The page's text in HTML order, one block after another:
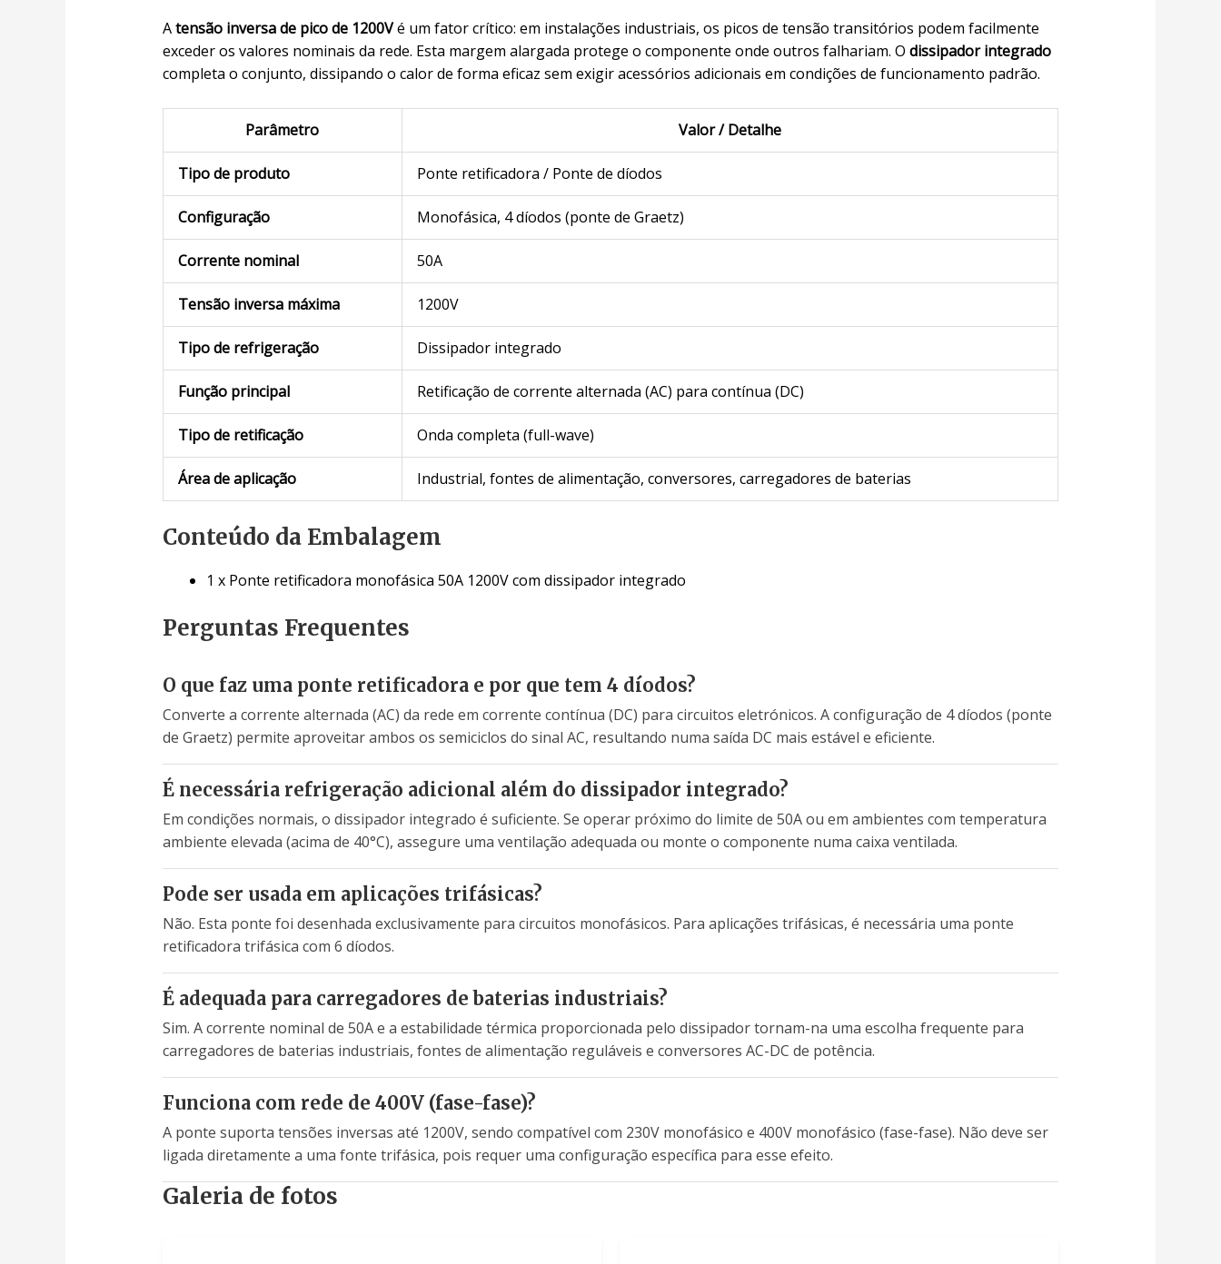
Atensão inversa de pico de 1200Vé um fator crítico: em instalações industriais, os picos de tensão transitórios podem facilmente
exceder os valores nominais da rede. Esta margem alargada protege o componente onde outros falhariam. O dissipador integrado
completa o conjunto, dissipando o calor de forma eficaz sem exigir acessórios adicionais em condições de funcionamento padrão.
Parâmetro Valor / Detalhe
Tipo de produto Ponte retificadora / Ponte de díodos
Configuração Monofásica, 4 díodos (ponte de Graetz)
Corrente nominal 50A
Tensão inversa máxima 1200V
Tipo de refrigeração Dissipador integrado
Função principal Retificação de corrente alternada (AC) para contínua (DC)
Tipo de retificação Onda completa (full-wave)
Área de aplicação Industrial, fontes de alimentação, conversores, carregadores de baterias
Conteúdo da Embalagem
1 x Ponte retificadora monofásica 50A 1200V com dissipador integrado
Perguntas Frequentes
O que faz uma ponte retificadora e por que tem 4 díodos?
Converte a corrente alternada (AC) da rede em corrente contínua (DC) para circuitos eletrónicos. A configuração de 4 díodos (ponte
de Graetz) permite aproveitar ambos os semiciclos do sinal AC, resultando numa saída DC mais estável e eficiente.
É necessária refrigeração adicional além do dissipador integrado?
Em condições normais, o dissipador integrado é suficiente. Se operar próximo do limite de 50A ou em ambientes com temperatura
ambiente elevada (acima de 40°C), assegure uma ventilação adequada ou monte o componente numa caixa ventilada.
Pode ser usada em aplicações trifásicas?
Não. Esta ponte foi desenhada exclusivamente para circuitos monofásicos. Para aplicações trifásicas, é necessária uma ponte
retificadora trifásica com 6 díodos.
É adequada para carregadores de baterias industriais?
Sim. A corrente nominal de 50A e a estabilidade térmica proporcionada pelo dissipador tornam-na uma escolha frequente para
carregadores de baterias industriais, fontes de alimentação reguláveis e conversores AC-DC de potência.
Funciona com rede de 400V (fase-fase)?
A ponte suporta tensões inversas até 1200V, sendo compatível com 230V monofásico e 400V monofásico (fase-fase). Não deve ser
ligada diretamente a uma fonte trifásica, pois requer uma configuração específica para esse efeito.
Galeria de fotos